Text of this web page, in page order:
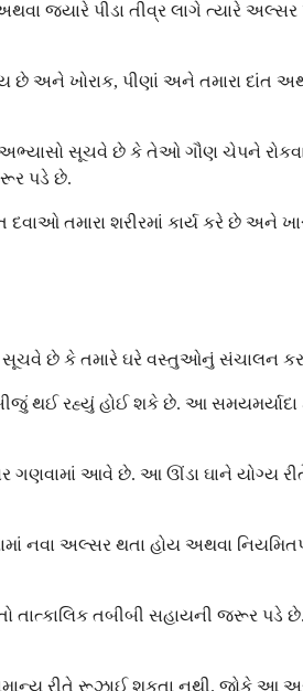
પીડા તીવ્ર લાગે ત્યારે અલ્સર પર
ખોરાક, પીણાં અને તમારા દાંત
અભ્યાસો સૂચવે છે કે તેઓ ગૌણ ચેપને
પડે છે.
તમારા શરીરમાં કાર્ય કરે છે અને
છે કે તમારે ઘરે વસ્તુઓનું સંચાલન
થઈ રહ્યું હોઈ શકે છે. આ
આવે છે. આ ઊંડા ઘાને યોગ્ય રીતે
નવા અલ્સર થતા હોય અથવા
તો તાત્કાલિક તબીબી સહાયની
રીતે રૂઝાઈ શકતા નથી. જોકે આ